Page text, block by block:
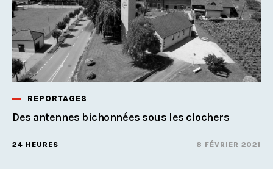
REPORTAGES
Des antennes bichonnées sous les clochers
24 HEURES 8 FÉVRIER 2021